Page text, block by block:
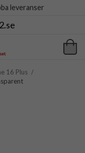
leveranser
16 Plus /